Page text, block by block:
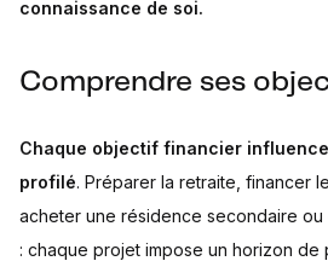
connaissance de soi.
Comprendre ses
Chaque objectif financier
profilé. Préparer la retraite, financer
acheter une résidence secondaire
: chaque projet impose un horizon de